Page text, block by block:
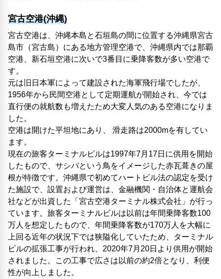
宮古空港(沖縄)
宮古空港は、沖縄本島と石垣島の間に位置する沖縄県宮古
島市（宮古島）にある地方管理空港で、沖縄県内では那覇
空港、新石垣空港に次いで3番目に乗降客数が多い空港で
す。
元は旧日本軍によって建設された海軍飛行場でしたが、
1956年から民間空港として定期運航が開始され、今では
直行便の就航数も増えたため大変人気のある空港になりま
した。
空港は開けた平坦地にあり、 滑走路は2000mを有してい
ます。
現在の旅客ターミナルビルは1997年7月17日に供用を開始
したもので、サシバという鳥をイメージした赤瓦葺きの屋
根が特徴です。沖縄県で初めてハートビル法の認定を受け
た施設で、設置および運営は、金融機関・自治体と運航会
社などが出資した「宮古空港ターミナル株式会社」が行っ
ています。旅客ターミナルビルは以前は年間乗降客数100
万人を想定したもので、年間乗降客数が170万人を大幅に
上回る近年の状況下では狭隘化していたため、ターミナル
ビルの拡張工事が行われ、2020年7月20日より供用が開始
されました。この工事で広さは以前の約2倍となり、利便
性が向上しました。